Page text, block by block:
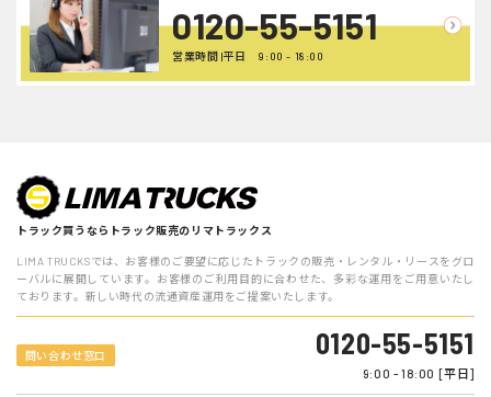
0120-55-5151
営業時間 |平日 9:00 - 18:00
トラック買うならトラック販売のリマトラックス
LIMA TRUCKSでは、お客様のご要望に応じたトラックの販売・レンタル・リースをグロ
ーバルに展開しています。お客様のご利用目的に合わせた、多彩な運用をご用意いたし
ております。新しい時代の流通資産運用をご提案いたします。
問い合わせ窓口 0120-55-5151
9:00 - 18:00 [平日]